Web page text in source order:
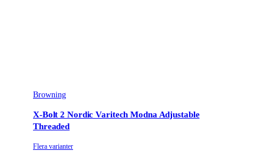
Browning
X-Bolt 2 Nordic Varitech Modna Adjustable
Threaded
Flera varianter